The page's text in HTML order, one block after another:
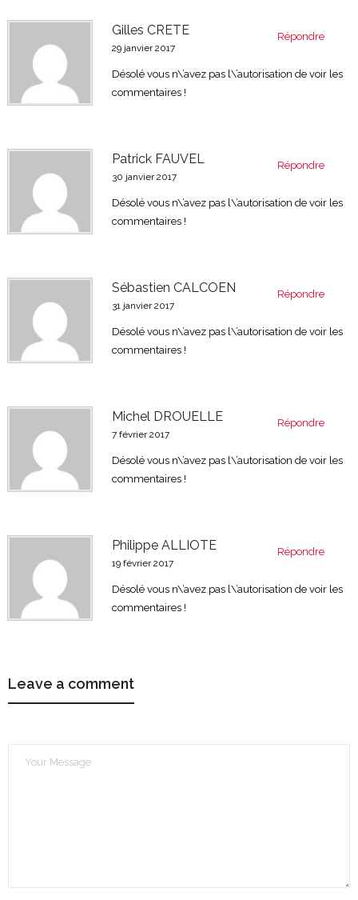
Répondre
Gilles CRETE
29 janvier 2017
Désolé vous n\’avez pas l\’autorisation de voir les
commentaires !
Répondre
Patrick FAUVEL
30 janvier 2017
Désolé vous n\’avez pas l\’autorisation de voir les
commentaires !
Répondre
Sébastien CALCOEN
31 janvier 2017
Désolé vous n\’avez pas l\’autorisation de voir les
commentaires !
Répondre
Michel DROUELLE
7 février 2017
Désolé vous n\’avez pas l\’autorisation de voir les
commentaires !
Répondre
Philippe ALLIOTE
19 février 2017
Désolé vous n\’avez pas l\’autorisation de voir les
commentaires !
Leave a comment